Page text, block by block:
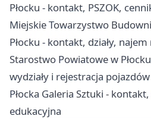
Płocku - kontakt, PSZOK,
Miejskie Towarzystwo
Płocku - kontakt, działy,
Starostwo Powiatowe w
wydziały i rejestracja pojazdów
Płocka Galeria Sztuki -
edukacyjna